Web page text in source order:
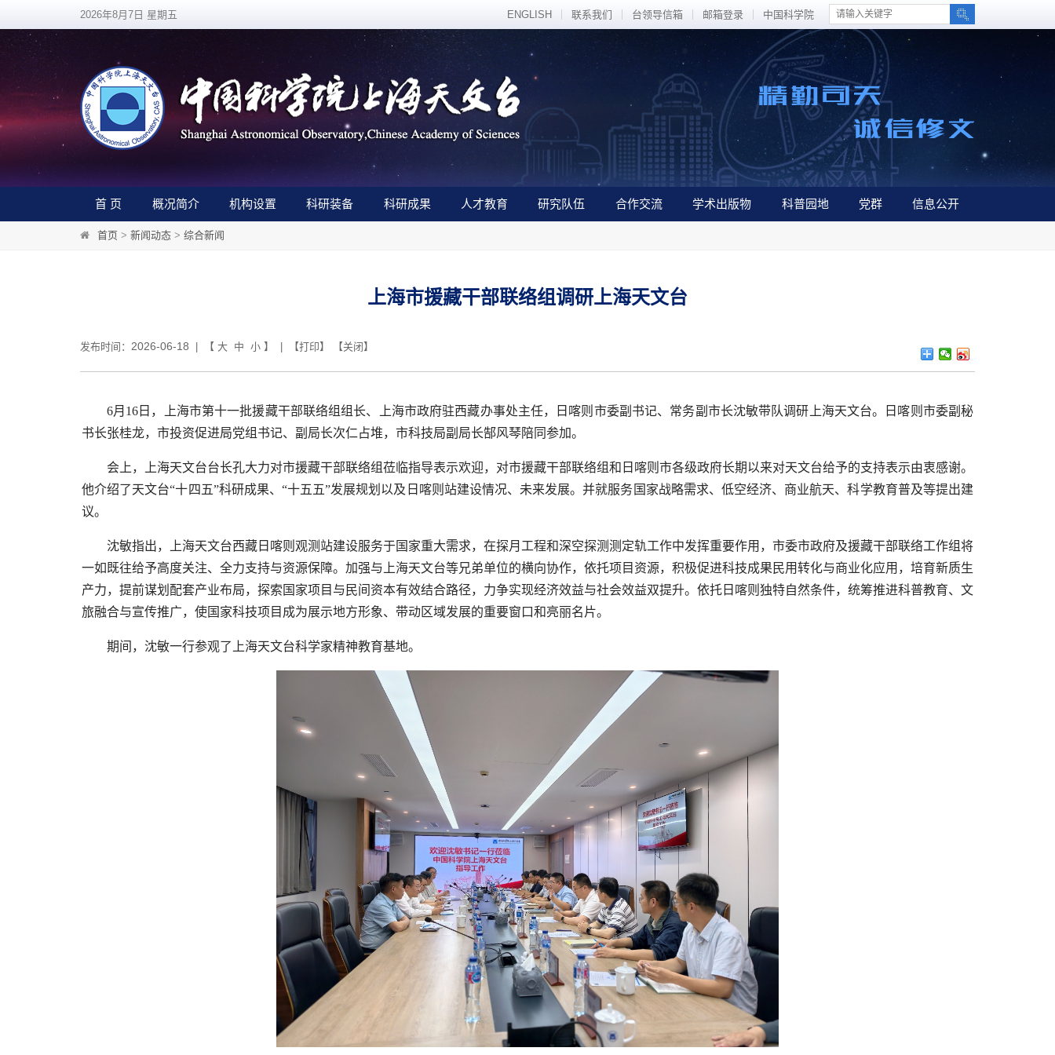
2026年8月7日 星期五 ENGLISH 联系我们 台领导信箱 邮箱登录 中国科学院
首 页 概况简介 机构设置 科研装备 科研成果 人才教育 研究队伍 合作交流 学术出版物 科普园地 党群 信息公开
首页 > 新闻动态 > 综合新闻
上海市援藏干部联络组调研上海天文台
发布时间： 2026-06-18 | 【 大 中 小 】 | 【打印】 【关闭】
6月16日，上海市第十一批援藏干部联络组组长、上海市政府驻西藏办事处主任，日喀则市委副书记、常务副市长沈敏带队调研上海天文台。日喀则市委副秘
书长张桂龙，市投资促进局党组书记、副局长次仁占堆，市科技局副局长郜风琴陪同参加。
会上，上海天文台台长孔大力对市援藏干部联络组莅临指导表示欢迎，对市援藏干部联络组和日喀则市各级政府长期以来对天文台给予的支持表示由衷感谢。
他介绍了天文台“十四五”科研成果、“十五五”发展规划以及日喀则站建设情况、未来发展。并就服务国家战略需求、低空经济、商业航天、科学教育普及等提出建
议。
沈敏指出，上海天文台西藏日喀则观测站建设服务于国家重大需求，在探月工程和深空探测测定轨工作中发挥重要作用，市委市政府及援藏干部联络工作组将
一如既往给予高度关注、全力支持与资源保障。加强与上海天文台等兄弟单位的横向协作，依托项目资源，积极促进科技成果民用转化与商业化应用，培育新质生
产力，提前谋划配套产业布局，探索国家项目与民间资本有效结合路径，力争实现经济效益与社会效益双提升。依托日喀则独特自然条件，统筹推进科普教育、文
旅融合与宣传推广，使国家科技项目成为展示地方形象、带动区域发展的重要窗口和亮丽名片。
期间，沈敏一行参观了上海天文台科学家精神教育基地。